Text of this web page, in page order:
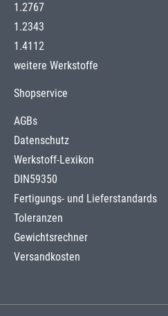
1.2767
1.2343
1.4112
weitere Werkstoffe
Shopservice
AGBs
Datenschutz
Werkstoff-Lexikon
DIN59350
Fertigungs- und Lieferstandards
Toleranzen
Gewichtsrechner
Versandkosten